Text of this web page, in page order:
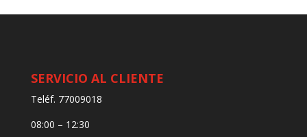
SERVICIO AL CLIENTE
Teléf. 77009018
08:00 – 12:30